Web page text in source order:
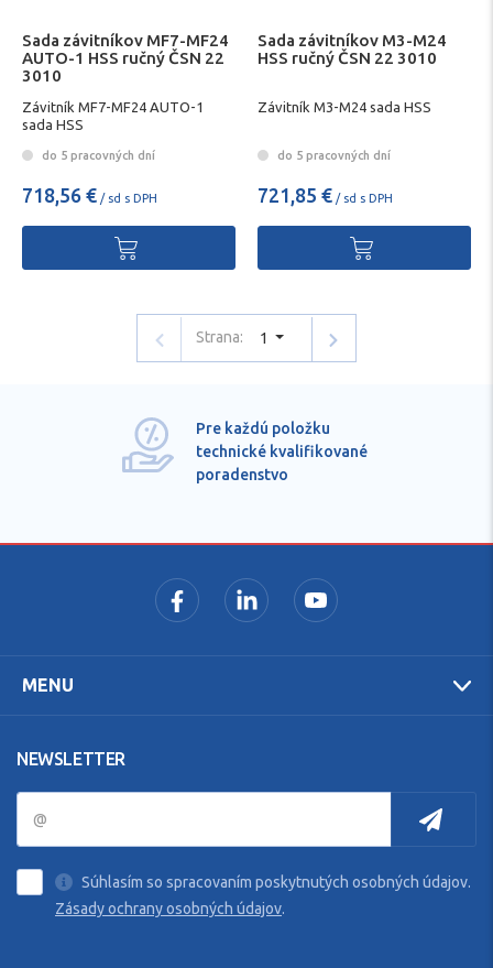
Sada závitníkov MF7-MF24
AUTO-1 HSS ručný ČSN 22
3010
Závitník MF7-MF24 AUTO-1
sada HSS
do 5 pracovných dní
718,56 € / sd s DPH
Sada závitníkov M3-M24
HSS ručný ČSN 22 3010
Závitník M3-M24 sada HSS
do 5 pracovných dní
721,85 € / sd s DPH
Strana: 1
Pre každú položku
technické kvalifikované
poradenstvo
MENU
NEWSLETTER
Súhlasím so spracovaním poskytnutých osobných údajov.
Zásady ochrany osobných údajov.